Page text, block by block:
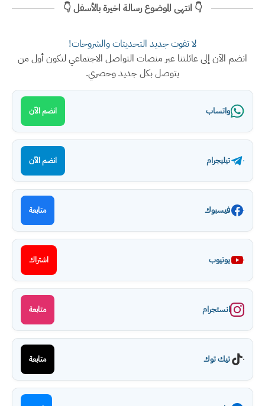
👇 انتهى الموضوع رسالة اخيرة بالأسفل 👇
لا تفوت جديد التحديثات والشروحات!
انضم الآن إلى عائلتنا عبر منصات التواصل الاجتماعي لتكون أول من
يتوصل بكل جديد وحصري.
واتساب انضم الآن
تيليجرام انضم الآن
فيسبوك متابعة
يوتيوب اشتراك
انستجرام متابعة
تيك توك متابعة